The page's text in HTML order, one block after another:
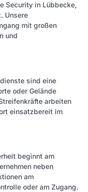
Security in Lübbecke,
Unsere
mit großen
und
sind eine
oder Gelände
arbeiten
einsatzbereit im
beginnt am
neben
am
oder am Zugang.